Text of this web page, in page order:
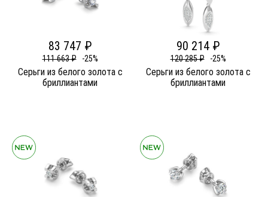
83 747 ₽
111 663 ₽ -25%
Серьги из белого золота c
бриллиантами
90 214 ₽
120 285 ₽ -25%
Серьги из белого золота c
бриллиантами